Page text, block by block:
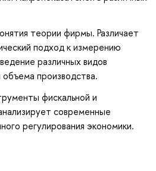
теории фирмы. Различает
подход к измерению
различных видов
производства.
фискальной и
современные
регулирования экономики.